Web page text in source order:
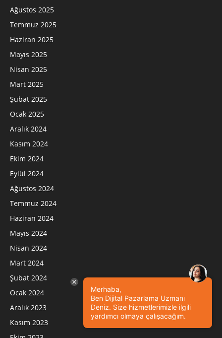
Ağustos 2025
Temmuz 2025
Haziran 2025
Mayıs 2025
Nisan 2025
Mart 2025
Şubat 2025
Ocak 2025
Aralık 2024
Kasım 2024
Ekim 2024
Eylül 2024
Ağustos 2024
Temmuz 2024
Haziran 2024
Mayıs 2024
Nisan 2024
Mart 2024
Şubat 2024
Ocak 2024
Aralık 2023
Kasım 2023
Merhaba,
Ben Dijital Pazarlama Uzmanı
Deniz. Size hizmetlerimizle ilgili
yardımcı olmaya çalışacağım.